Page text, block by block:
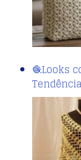
🧶Looks